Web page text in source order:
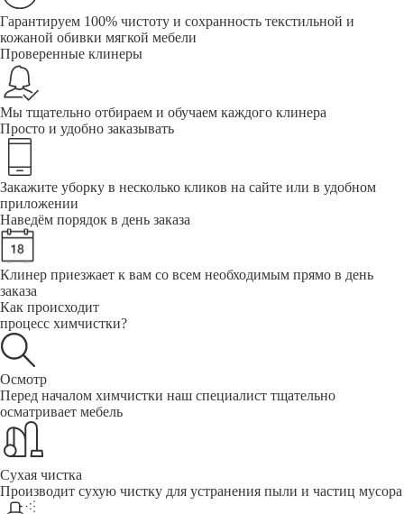
Гарантируем 100% чистоту и сохранность текстильной и
кожаной обивки мягкой мебели
Проверенные клинеры
Мы тщательно отбираем и обучаем каждого клинера
Просто и удобно заказывать
Закажите уборку в несколько кликов на сайте или в удобном
приложении
Наведём порядок в день заказа
Клинер приезжает к вам со всем необходимым прямо в день
заказа
Как происходит
процесс химчистки?
Осмотр
Перед началом химчистки наш специалист тщательно
осматривает мебель
Сухая чистка
Производит сухую чистку для устранения пыли и частиц мусора